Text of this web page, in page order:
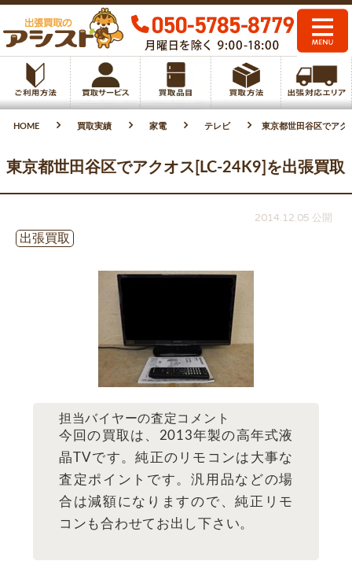
HOME 買取実績 家電 テレビ 東京都世田谷区でアク
東京都世田谷区でアクオス[LC-24K9]を出張買取
2014.12.05 公開
出張買取
担当バイヤーの査定コメント
今回の買取は、2013年製の高年式液
晶TVです。純正のリモコンは大事な
査定ポイントです。汎用品などの場
合は減額になりますので、純正リモ
コンも合わせてお出し下さい。